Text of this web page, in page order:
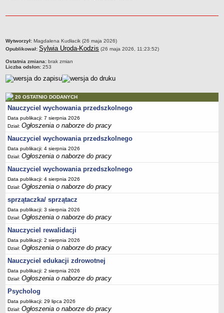
PRZETARGI
2018
2019
2020
2021
2023
2024
2025
OGŁOSZENIA
DEKLARACJA DOSTĘPNOŚCI
2021
2025
RAPORTY O STANIE DOSTĘPNOŚCI
metryczka
Wytworzył: Magdalena Kudłacik (26 maja 2026)
Opublikował: Sylwia Uroda-Kodzis (26 maja 2026, 11:23:52)
Ostatnia zmiana: brak zmian
Liczba odsłon: 253
20 OSTATNIO DODANYCH
Nauczyciel wychowania przedszkolnego
Data publikacji: 7 sierpnia 2026
Dział:Ogłoszenia o naborze do pracy
Nauczyciel wychowania przedszkolnego
Data publikacji: 4 sierpnia 2026
Dział:Ogłoszenia o naborze do pracy
Nauczyciel wychowania przedszkolnego
Data publikacji: 4 sierpnia 2026
Dział:Ogłoszenia o naborze do pracy
sprzątaczka/ sprzątacz
Data publikacji: 3 sierpnia 2026
Dział:Ogłoszenia o naborze do pracy
Nauczyciel rewalidacji
Data publikacji: 2 sierpnia 2026
Dział:Ogłoszenia o naborze do pracy
Nauczyciel edukacji zdrowotnej
Data publikacji: 2 sierpnia 2026
Dział:Ogłoszenia o naborze do pracy
Psycholog
Data publikacji: 29 lipca 2026
Dział:Ogłoszenia o naborze do pracy